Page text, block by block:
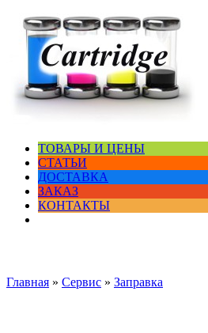
ТОВАРЫ И ЦЕНЫ
СТАТЬИ
ДОСТАВКА
ЗАКАЗ
КОНТАКТЫ
Главная » Сервис » Заправка